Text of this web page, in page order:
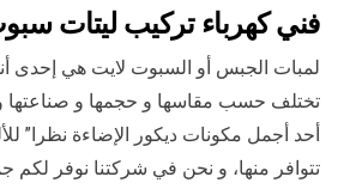
فني كهرباء تركيب ليتات
لمبات الجبس أو السبوت لايت هي إحدى
تختلف حسب مقاسها و حجمها و صناعتها و
أحد أجمل مكونات ديكور الإضاءة نظرا”
تتوافر منها، و نحن في شركتنا نوفر لكم